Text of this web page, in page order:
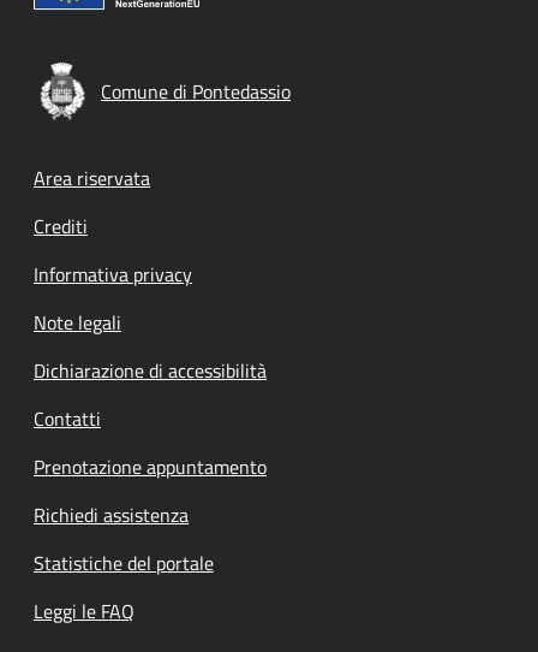
Comune di Pontedassio
Footer menu
Area riservata
Crediti
Informativa privacy
Note legali
Dichiarazione di accessibilità
Contatti
Prenotazione appuntamento
Richiedi assistenza
Statistiche del portale
Leggi le FAQ